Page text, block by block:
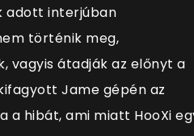
adott interjúban
történik meg,
vagyis átadják az előnyt a
Jame gépén az
a hibát, ami miatt HooXi